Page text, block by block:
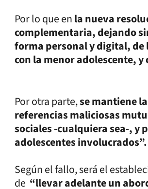
Por lo que enla nueva
complementaria, dejando
forma personal y digital, de
con la menor adolescente,
Por otra parte,se mantiene
referencias maliciosas
sociales -cualquiera sea-, y
adolescentes involucrados”.
Según el fallo, será el
de “llevar adelante un